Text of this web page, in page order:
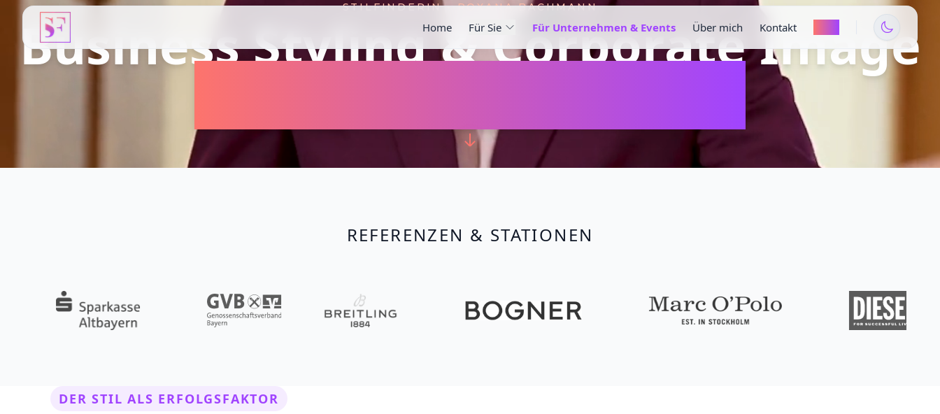
Home Für Sie Für Unternehmen & Events Über mich Kontakt
STILFINDERIN • ROXANA BACHMANN
Business Styling & Corporate Image
REFERENZEN & STATIONEN
DER STIL ALS ERFOLGSFAKTOR